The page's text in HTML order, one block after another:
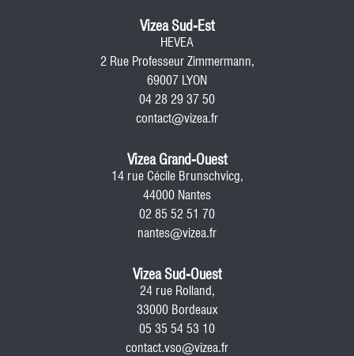
Vizea Sud-Est
HEVEA
2 Rue Professeur Zimmermann,
69007 LYON
04 28 29 37 50
contact@vizea.fr
Vizea Grand-Ouest
14 rue Cécile Brunschvicg,
44000 Nantes
02 85 52 51 70
nantes@vizea.fr
Vizea Sud-Ouest
24 rue Rolland,
33000 Bordeaux
05 35 54 53 10
contact.vso@vizea.fr